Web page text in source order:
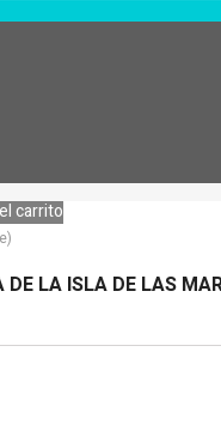
carrito
LA ISLA DE LAS